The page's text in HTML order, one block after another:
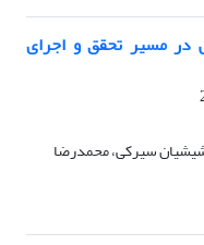
در مسیر تحقق و اجرای
سیرکی، محمدرضا